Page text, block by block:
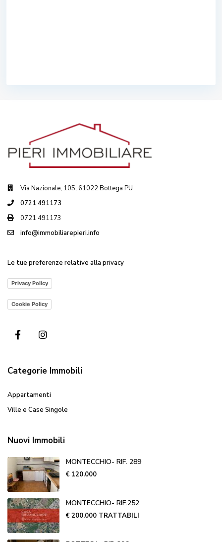
Via Nazionale, 105, 61022 Bottega PU
0721 491173
0721 491173
info@immobiliarepieri.info
Le tue preferenze relative alla privacy
Privacy Policy
Cookie Policy
Categorie Immobili
Appartamenti
Ville e Case Singole
Nuovi Immobili
MONTECCHIO- RIF. 289
€ 120.000
MONTECCHIO- RIF.252
€ 200.000 TRATTABILI